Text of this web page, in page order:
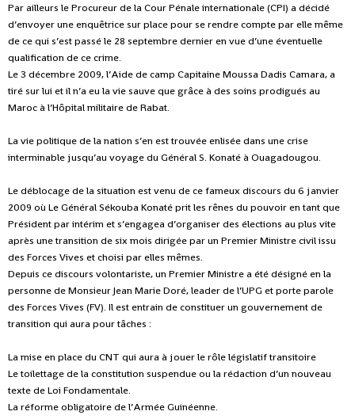
Par ailleurs le Procureur de la Cour Pénale internationale (CPI) a décidé
d’envoyer une enquêtrice sur place pour se rendre compte par elle même
de ce qui s’est passé le 28 septembre dernier en vue d’une éventuelle
qualification de ce crime.
Le 3 décembre 2009, l’Aide de camp Capitaine Moussa Dadis Camara, a
tiré sur lui et il n’a eu la vie sauve que grâce à des soins prodigués au
Maroc à l’Hôpital militaire de Rabat.
La vie politique de la nation s’en est trouvée enlisée dans une crise
interminable jusqu’au voyage du Général S. Konaté à Ouagadougou.
Le déblocage de la situation est venu de ce fameux discours du 6 janvier
2009 où Le Général Sékouba Konaté prit les rênes du pouvoir en tant que
Président par intérim et s’engagea d’organiser des élections au plus vite
après une transition de six mois dirigée par un Premier Ministre civil issu
des Forces Vives et choisi par elles mêmes.
Depuis ce discours volontariste, un Premier Ministre a été désigné en la
personne de Monsieur Jean Marie Doré, leader de l’UPG et porte parole
des Forces Vives (FV). Il est entrain de constituer un gouvernement de
transition qui aura pour tâches :
La mise en place du CNT qui aura à jouer le rôle législatif transitoire
Le toilettage de la constitution suspendue ou la rédaction d’un nouveau
texte de Loi Fondamentale.
La réforme obligatoire de l’Armée Guinéenne.